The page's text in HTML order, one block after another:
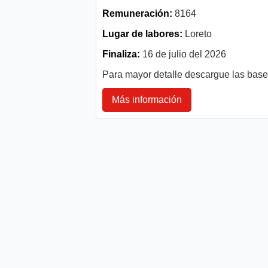
Remuneración: 8164
Lugar de labores: Loreto
Finaliza: 16 de julio del 2026
Para mayor detalle descargue las
Más información